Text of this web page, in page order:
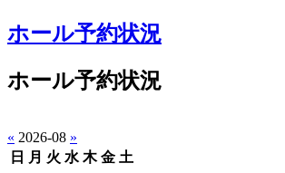
ホール予約状況
ホール予約状況
« 2026-08 »
日
月 火 水 木 金 土